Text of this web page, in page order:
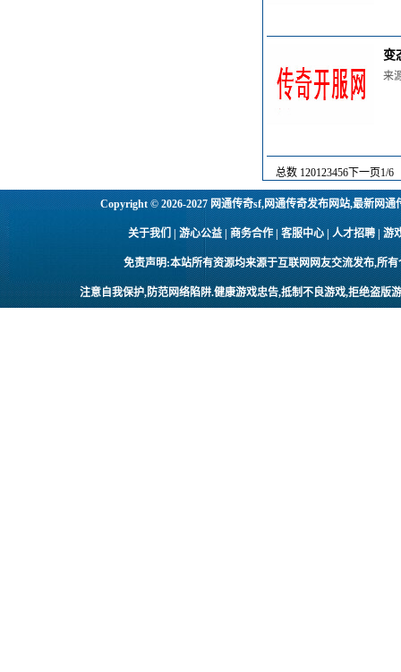
变
来
总数 120123456下一页1/6
Copyright © 2026-2027网通传奇sf,网通传奇发布网站,最新网
关于我们 | 游心公益 | 商务合作 | 客服中心 | 人才招聘 |
免责声明:本站所有资源均来源于互联网网友交流发布,所
注意自我保护,防范网络陷阱.健康游戏忠告,抵制不良游戏,拒绝盗版